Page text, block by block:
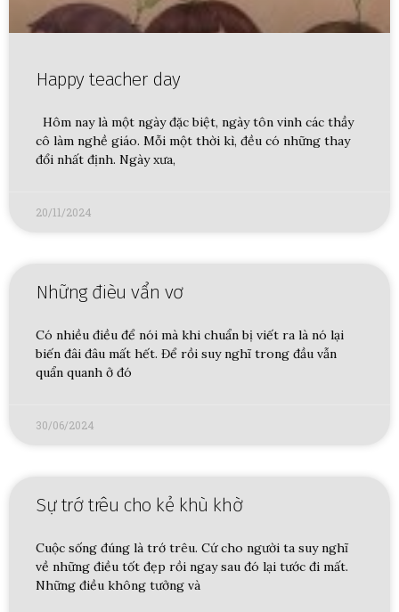
Happy teacher day
Hôm nay là một ngày đặc biệt, ngày tôn vinh các thầy
cô làm nghề giáo. Mỗi một thời kì, đều có những thay
đổi nhất định. Ngày xưa,
20/11/2024
Những đièu vẩn vơ
Có nhiều điều để nói mà khi chuẩn bị viết ra là nó lại
biến đâi đâu mất hết. Để rồi suy nghĩ trong đầu vẫn
quẩn quanh ở đó
30/06/2024
Sự trớ trêu cho kẻ khù khờ
Cuộc sống đúng là trớ trêu. Cứ cho người ta suy nghĩ
về những điều tốt đẹp rồi ngay sau đó lại tước đi mất.
Những điều không tưởng và